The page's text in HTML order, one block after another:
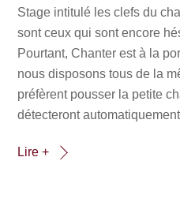
Stage intitulé les clefs du
sont ceux qui sont encore
Pourtant, Chanter est à la
nous disposons tous de la
préfèrent pousser la petite
détecteront
Lire +